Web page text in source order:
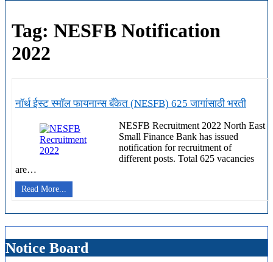
Tag: NESFB Notification
2022
नॉर्थ ईस्ट स्मॉल फायनान्स बँकेत (NESFB) 625 जागांसाठी भरती
NESFB Recruitment 2022 North East
Small Finance Bank has issued
notification for recruitment of
different posts. Total 625 vacancies
are…
Read More...
ईस्ट
बँकेत
(NESFB)
625
जागांसाठी
Notice Board